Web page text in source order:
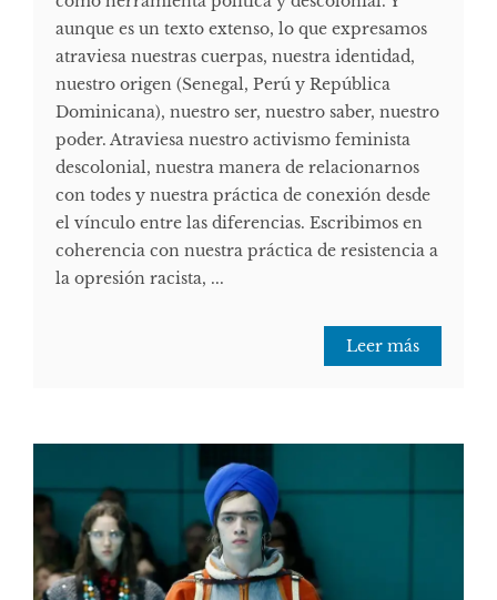
aunque es un texto extenso, lo que expresamos
atraviesa nuestras cuerpas, nuestra identidad,
nuestro origen (Senegal, Perú y República
Dominicana), nuestro ser, nuestro saber, nuestro
poder. Atraviesa nuestro activismo feminista
descolonial, nuestra manera de relacionarnos
con todes y nuestra práctica de conexión desde
el vínculo entre las diferencias. Escribimos en
coherencia con nuestra práctica de resistencia a
la opresión racista, ...
Leer más